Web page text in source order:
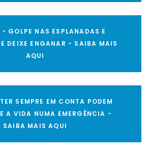
GOLPE NAS ESPLANADAS E
DEIXE ENGANAR - SAIBA MAIS
AQUI
SEMPRE EM CONTA PODEM
A VIDA NUMA EMERGÊNCIA -
SAIBA MAIS AQUI